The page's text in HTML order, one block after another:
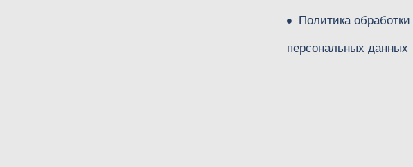
Политика обработки
персональных данных